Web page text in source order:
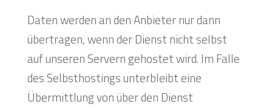
Daten werden an den Anbieter nur dann
übertragen, wenn der Dienst nicht selbst
auf unseren Servern gehostet wird. Im Falle
des Selbsthostings unterbleibt eine
Übermittlung von über den Dienst